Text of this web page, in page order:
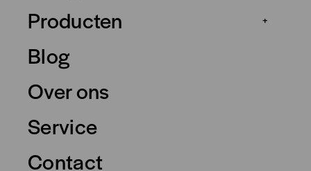
Producten
+
Blog
Over ons
Service
Contact